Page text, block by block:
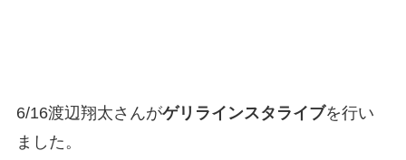
6/16渡辺翔太さんがゲリラインスタライブを行い
ました。